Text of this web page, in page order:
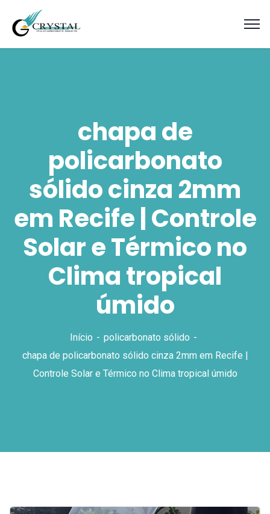
chapa de
policarbonato
sólido cinza 2mm
em Recife | Controle
Solar e Térmico no
Clima tropical
úmido
Início
policarbonato sólido
chapa de policarbonato sólido cinza 2mm em Recife |
Controle Solar e Térmico no Clima tropical úmido